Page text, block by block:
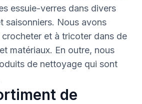
essuie-verres dans divers
saisonniers. Nous avons
et à tricoter dans de
matériaux. En outre, nous
de nettoyage qui sont
de